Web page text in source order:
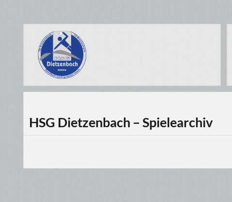
HSG Dietzenbach – Spielearchiv